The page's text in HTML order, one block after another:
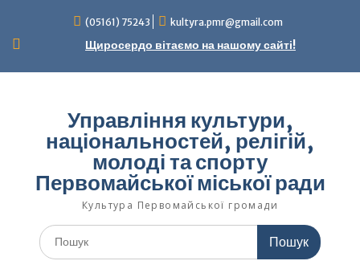
вмісту
(05161) 75243 kultyra.pmr@gmail.com
Щиросердо вітаємо на нашому сайті!
Управління культури,
національностей, релігій,
молоді та спорту
Первомайської міської ради
Культура Первомайcької громади
Шукати: